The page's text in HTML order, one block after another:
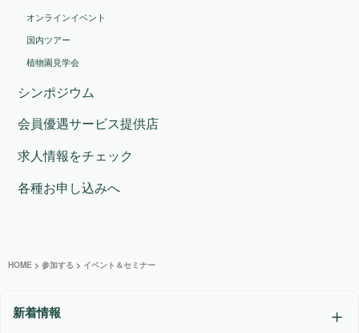
オンラインイベント
国内ツアー
植物園見学会
シンポジウム
会員優遇サービス提供店
求人情報をチェック
各種お申し込みへ
HOME > 参加する > イベント＆セミナー
新着情報